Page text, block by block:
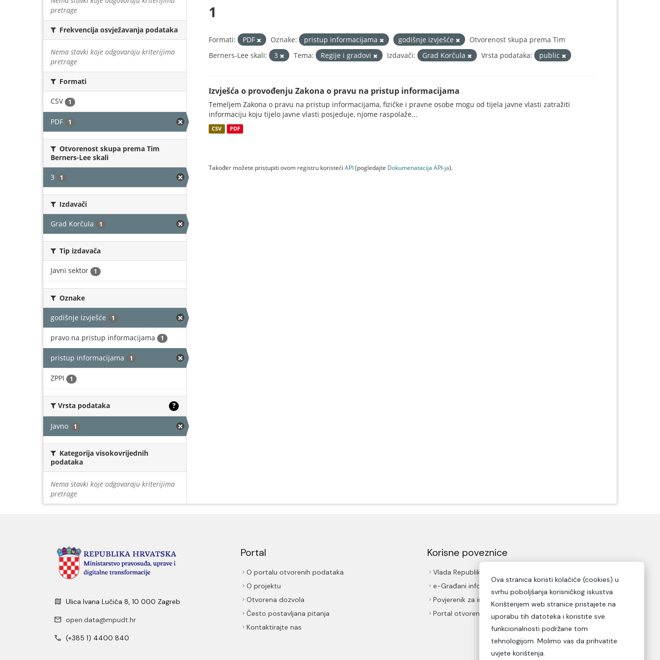
pretrage
Frekvencija osvježavanja podataka
Nema stavki koje odgovaraju kriterijima
pretrage
Formati
CSV 1
PDF 1
Otvorenost skupa prema Tim
Berners-Lee skali
3 1
Izdavači
Grad Korčula 1
Tip izdavača
Javni sektor 1
Oznake
godišnje izvješće 1
pravo na pristup informacijama 1
pristup informacijama 1
ZPPI 1
Vrsta podataka ?
Javno 1
Kategorija visokovrijednih
podataka
Nema stavki koje odgovaraju kriterijima
pretrage
1
Formati: PDF Oznake: pristup informacijama godišnje izvješće
Otvorenost skupa prema Tim
Berners-Lee skali:
3 Tema: Regije i gradovi Izdavači: Grad Korčula Vrsta podataka: public
Izvješća o provođenju Zakona o pravu na pristup informacijama
Temeljem Zakona o pravu na pristup informacijama, fizičke i pravne osobe mogu od tijela javne vlasti zatražiti
informaciju koju tijelo javne vlasti posjeduje, njome raspolaže...
CSV PDF
Također možete pristupiti ovom registru koristeći API(pogledajte Dokumenаtаcijа API-jа).